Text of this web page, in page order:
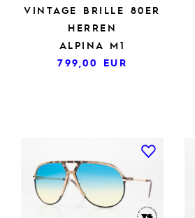
VINTAGE BRILLE 80ER
HERREN
ALPINA M1
799,00 EUR